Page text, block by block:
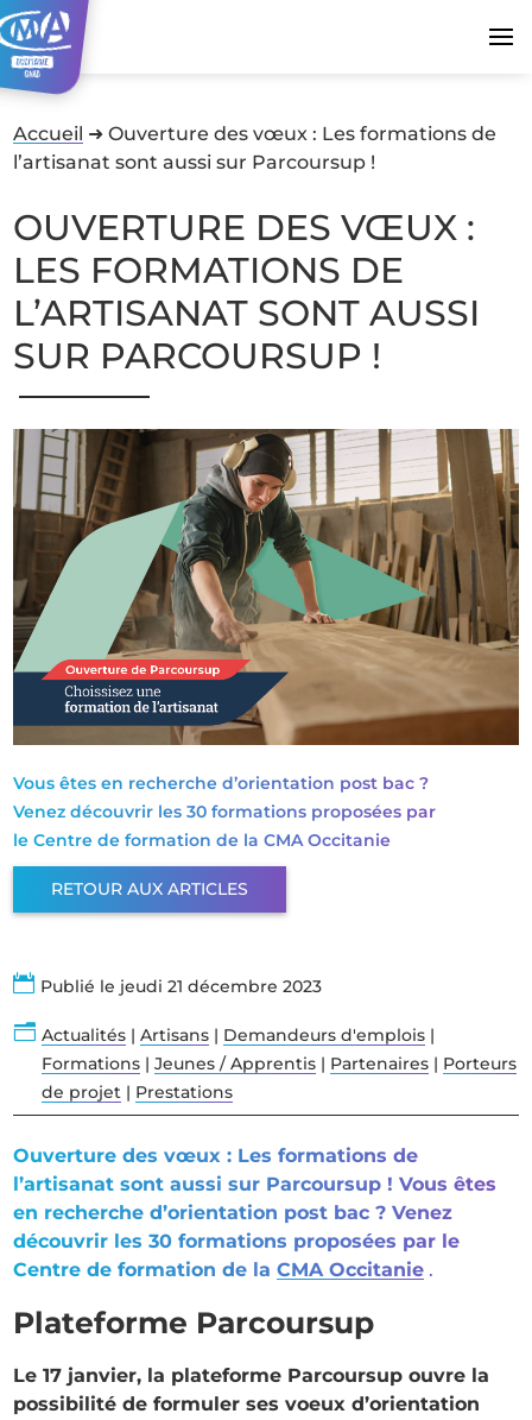
Accueil ➜Ouverture des vœux : Les formations de
l’artisanat sont aussi sur Parcoursup !
OUVERTURE DES VŒUX :
LES FORMATIONS DE
L’ARTISANAT SONT AUSSI
SUR PARCOURSUP !
Vous êtes en recherche d’orientation post bac ?
Venez découvrir les 30 formations proposées par
le Centre de formation de la CMA Occitanie
RETOUR AUX ARTICLES
 Publié le jeudi 21 décembre 2023
n Actualités| Artisans| Demandeurs d'emplois|
Formations| Jeunes / Apprentis| Partenaires| Porteurs
de projet| Prestations
Ouverture des vœux : Les formations de
l’artisanat sont aussi sur Parcoursup ! Vous êtes
en recherche d’orientation post bac ? Venez
découvrir les 30 formations proposées par le
Centre de formation de laCMA Occitanie .
Plateforme Parcoursup
Le 17 janvier, la plateforme Parcoursup ouvre la
possibilité de formuler ses voeux d’orientation